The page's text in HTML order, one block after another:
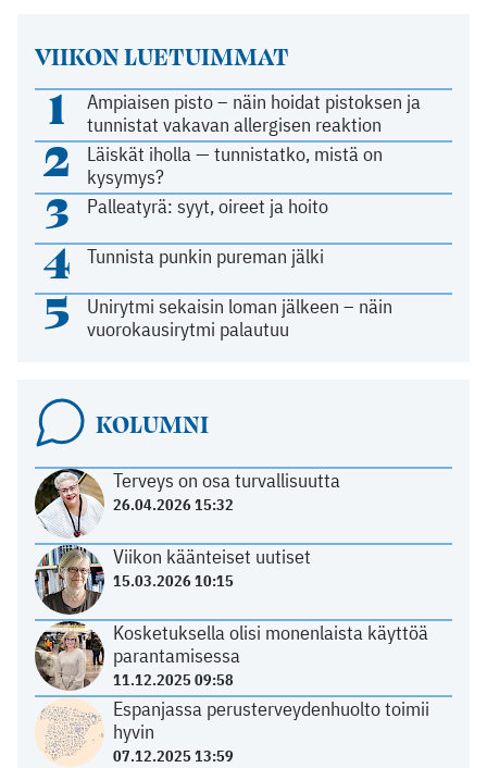
VIIKON LUETUIMMAT
1
Ampiaisen pisto – näin hoidat pistoksen ja
tunnistat vakavan allergisen reaktion
2
Läiskät iholla — tunnistatko, mistä on
kysymys?
3 Palleatyrä: syyt, oireet ja hoito
4 Tunnista punkin pureman jälki
5
Unirytmi sekaisin loman jälkeen – näin
vuorokausirytmi palautuu
KOLUMNI
Terveys on osa turvallisuutta
26.04.2026 15:32
Viikon käänteiset uutiset
15.03.2026 10:15
Kosketuksella olisi monenlaista käyttöä
parantamisessa
11.12.2025 09:58
Espanjassa perusterveydenhuolto toimii
hyvin
07.12.2025 13:59